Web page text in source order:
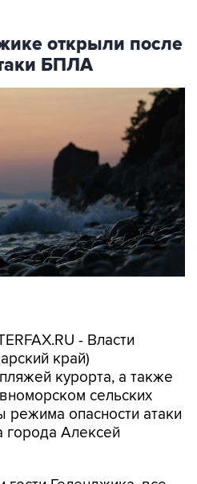
открыли после
БПЛА
- Власти
край)
курорта, а также
сельских
режима опасности атаки
Алексей